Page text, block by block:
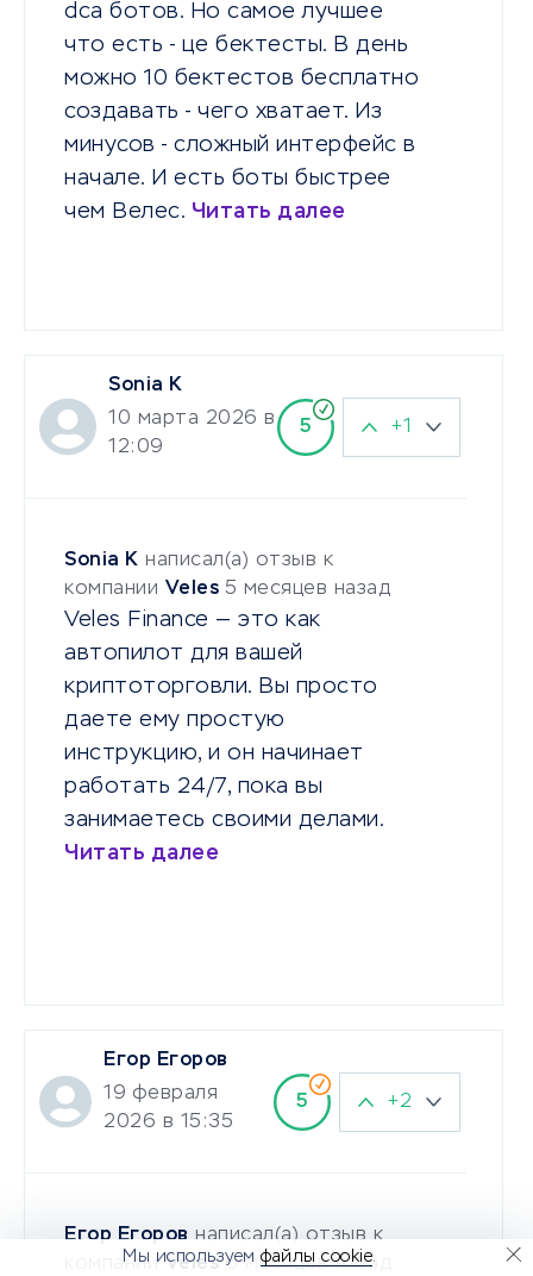
dca ботов. Но самое лучшее
что есть - це бектесты. В день
можно 10 бектестов бесплатно
создавать - чего хватает. Из
минусов - сложный интерфейс в
начале. И есть боты быстрее
чем Велес. Читать далее
Sonia К
10 марта 2026 в
12:09
5 +1
Sonia К написал(а) отзыв к
компании Veles 5 месяцев назад
Veles Finance — это как
автопилот для вашей
криптоторговли. Вы просто
даете ему простую
инструкцию, и он начинает
работать 24/7, пока вы
занимаетесь своими делами.
Читать далее
Егор Егоров
19 февраля
2026 в 15:35
5 +2
Егор Егоров написал(а) отзыв к
компанииVeles6 месяцев назад
Мы используемфайлы cookie.